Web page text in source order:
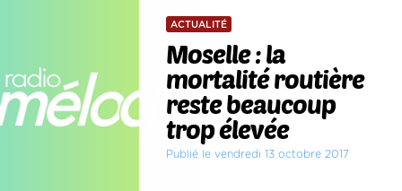
ACTUALITÉ
Moselle : la
mortalité routière
reste beaucoup
trop élevée
Publié le vendredi 13 octobre 2017